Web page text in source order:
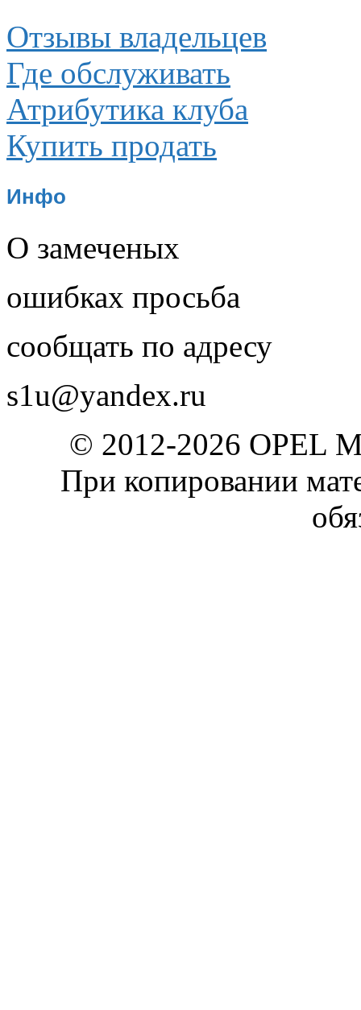
Отзывы владельцев
Где обслуживать
Атрибутика клуба
Купить продать
Инфо
О замеченых
ошибках просьба
сообщать по адресу
s1u@yandex.ru
© 2012-2026 OPEL
При копировании